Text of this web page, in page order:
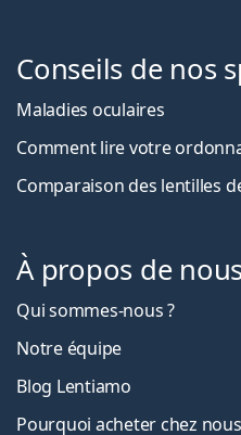
Conseils de nos
Maladies oculaires
Comment lire votre
Comparaison des lentilles
À propos de nous
Qui sommes-nous ?
Notre équipe
Blog Lentiamo
Pourquoi acheter chez